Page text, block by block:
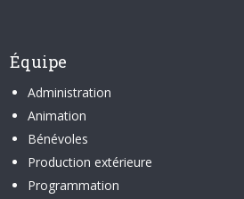
Équipe
Administration
Animation
Bénévoles
Production extérieure
Programmation